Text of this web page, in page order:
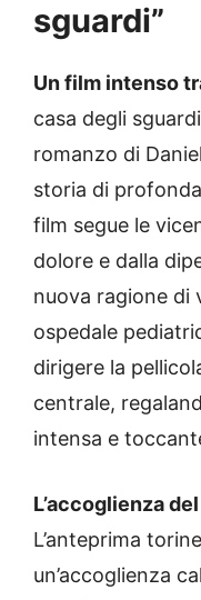
sguardi”
Un film intenso
casa degli
romanzo di
storia di
film segue le
dolore e dalla
nuova ragione di
ospedale
dirigere la
centrale,
intensa e
L’accoglienza
L’anteprima
un’accoglienza